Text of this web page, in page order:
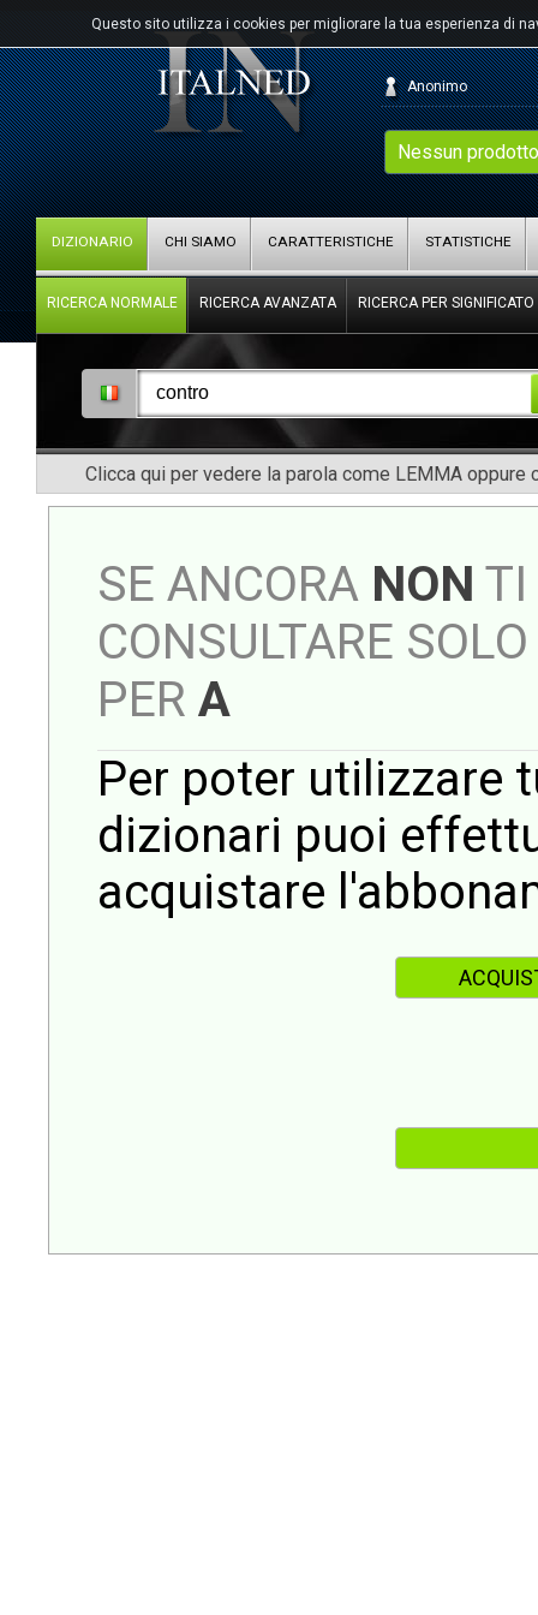
Questo sito utilizza i cookies per migliorare la tua esperienza di
Nessun
Anonimo
DIZIONARIO CHI SIAMO CARATTERISTICHE STATISTICHE
RICERCA NORMALE RICERCA AVANZATA RICERCA PER SIGNIFICATO
Clicca qui per vedere la parola come LEMMA oppure
SE ANCORA NON TI
CONSULTARE
PER A
Per poter utilizzare
dizionari puoi
acquistare